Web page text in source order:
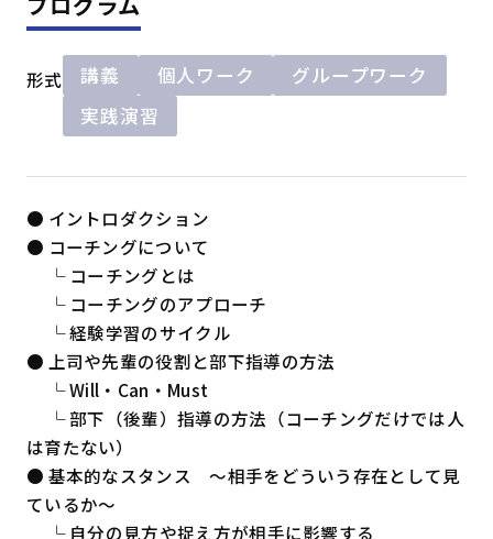
形式 講義 個人ワーク
グループワーク
実践演習
● イントロダクション
● コーチングについて
└ コーチングとは
└ コーチングのアプローチ
└ 経験学習のサイクル
● 上司や先輩の役割と部下指導の方法
└ Will・Can・Must
└ 部下（後輩）指導の方法（コーチングだけでは人
は育たない）
● 基本的なスタンス ～相手をどういう存在として見
ているか～
└ 自分の見方や捉え方が相手に影響する